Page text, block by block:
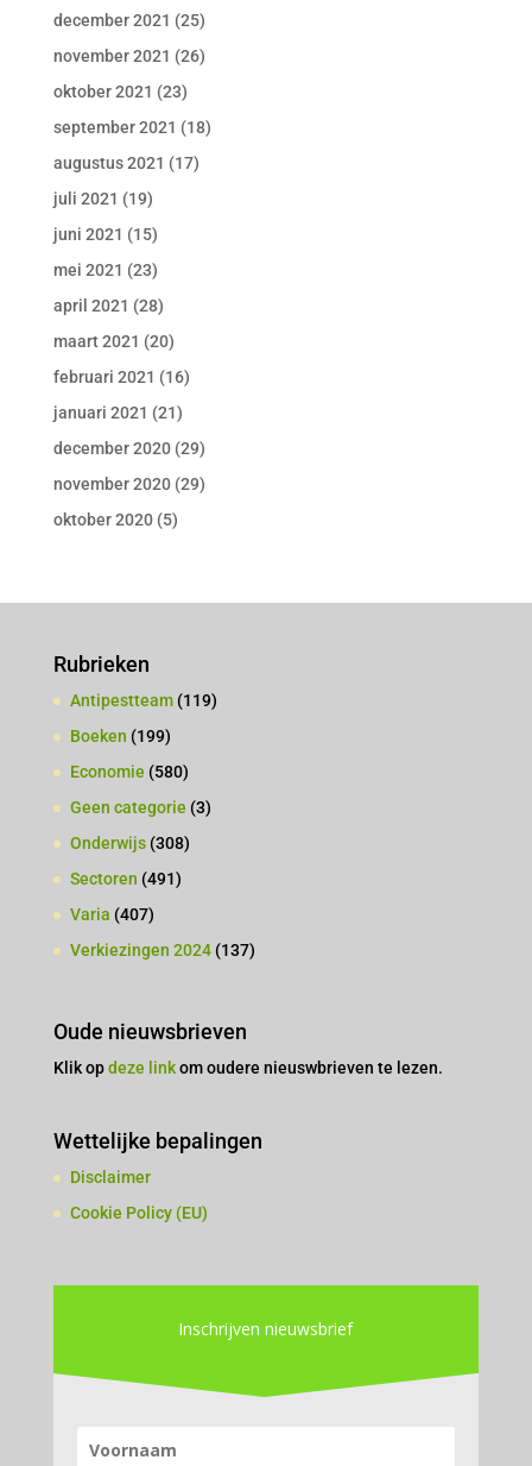
december 2021 (25)
november 2021 (26)
oktober 2021 (23)
september 2021 (18)
augustus 2021 (17)
juli 2021 (19)
juni 2021 (15)
mei 2021 (23)
april 2021 (28)
maart 2021 (20)
februari 2021 (16)
januari 2021 (21)
december 2020(29)
november 2020(29)
oktober 2020(5)
Rubrieken
Antipestteam(119)
Boeken (199)
Economie (580)
Geen categorie (3)
Onderwijs(308)
Sectoren (491)
Varia (407)
Verkiezingen 2024(137)
Oude nieuwsbrieven
Klik opdeze linkom oudere nieuswbrieven te lezen.
Wettelijke bepalingen
Disclaimer
Cookie Policy (EU)
Inschrijven nieuwsbrief